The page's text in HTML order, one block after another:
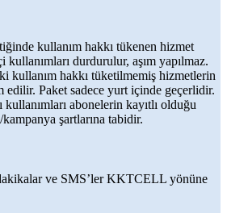
kullanım hakkı tükenen hizmet
kullanımları durdurulur, aşım yapılmaz.
kullanım hakkı tüketilmemiş hizmetlerin
edilir. Paket sadece yurt içinde geçerlidir.
kullanımları abonelerin kayıtlı olduğu
şartlarına tabidir.
ve SMS’ler KKTCELL yönüne